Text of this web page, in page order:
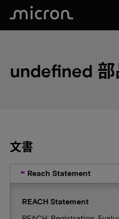
undefined 部
文書
Reach Statement
REACH Statement